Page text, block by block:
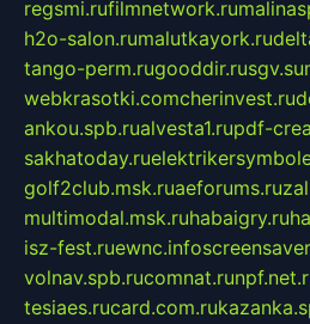
regsmi.rufilmnetwork.ru
h2o-salon.rumalutkayork.ru
tango-perm.rugooddir.rusgv.su
webkrasotki.comcherinvest.ru
ankou.spb.rualvesta1.rupdf-
sakhatoday.ru
golf2club.msk.ruaeforums.ru
multimodal.msk.ruhabaigry.ru
isz-fest.ruewnc.info
volnav.spb.rucomnat.ru
tesiaes.rucard.com.ru